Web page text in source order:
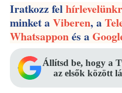
Iratkozz fel
minket aViberen, a
Whatsapponés a
Állítsd be, hogy a
az elsők között